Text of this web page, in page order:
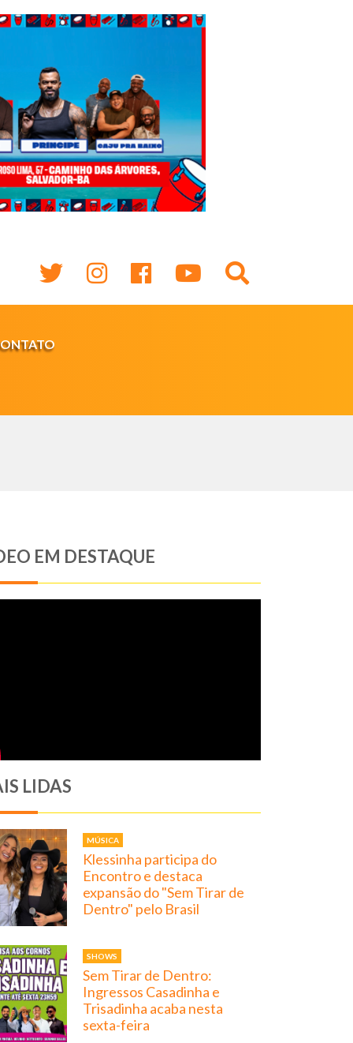
EM DESTAQUE
LIDAS
MÚSICA
Klessinha participa do
Encontro e destaca
expansão do "Sem Tirar de
Dentro" pelo Brasil
SHOWS
Sem Tirar de Dentro:
Ingressos Casadinha e
Trisadinha acaba nesta
sexta-feira